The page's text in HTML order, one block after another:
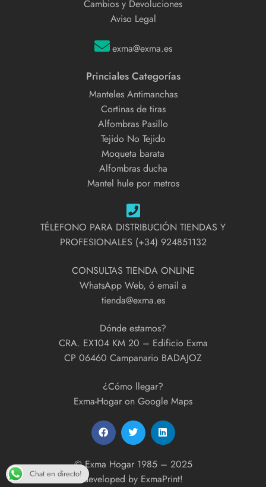
Cambios y Devoluciones
Aviso Legal
exma@exma.es
Princiales Categorías
Manteles Antimanchas
Cortinas de tiras
Alfombras Pasillo
Tejido No Tejido
Moqueta barata
Alfombras ducha
Mantel hule por metros
TÉLEFONO PARA DISTRIBUCIÓN TIENDAS Y
PROFESIONALES (+34) 924851132
CONSULTAS TIENDA ONLINE
WhatsApp Web, ó email a
tienda@exma.es
Dónde estamos?
CRA. EX104 KM 20 – Edificio Exma
CP 06460 Campanario BADAJOZ
¿Cómo llegar?
Exma-Hogar on Google Maps
© Exma Hogar 1985 – 2025
developed by ExmaPrint!
Chat en directo!